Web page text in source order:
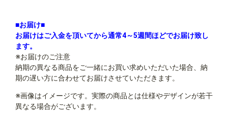
■お届け■
お届けはご入金を頂いてから通常4～5週間ほどでお届け致し
ます。
※お届けのご注意
納期の異なる商品をご一緒にお買い求めいただいた場合、納
期の遅い方に合わせてお届けさせていただきます。
※画像はイメージです。実際の商品とは仕様やデザインが若干
異なる場合がございます。